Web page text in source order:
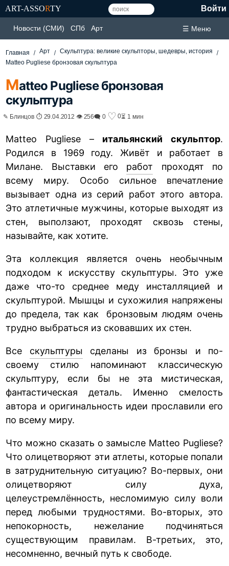
ART-ASSORTY Войти
Новости (СМИ) СПб Арт ☰ Меню
Главная Арт
Скульптура: великие скульпторы, шедевры, история
Matteo Pugliese бронзовая скульптура
Matteo Pugliese бронзовая
скульптура
✎ Блинцов ⏱ 29.04.2012 👁 256🗨 0 ♡ 0⏳ 1 мин
Matteo Pugliese – итальянский скульптор.
Родился в 1969 году. Живёт и работает в
Милане. Выставки его работ проходят по
всему миру. Особо сильное впечатление
вызывает одна из серий работ этого автора.
Это атлетичные мужчины, которые выходят из
стен, выползают, проходят сквозь стены,
называйте, как хотите.
Эта коллекция является очень необычным
подходом к искусству скульптуры. Это уже
даже что-то среднее меду инсталляцией и
скульптурой. Мышцы и сухожилия напряжены
до предела, так как бронзовым людям очень
трудно выбраться из сковавших их стен.
Все скульптуры сделаны из бронзы и по-
своему стилю напоминают классическую
скульптуру, если бы не эта мистическая,
фантастическая деталь. Именно смелость
автора и оригинальность идеи прославили его
по всему миру.
Что можно сказать о замысле Matteo Pugliese?
Что олицетворяют эти атлеты, которые попали
в затруднительную ситуацию? Во-первых, они
олицетворяют силу духа,
целеустремлённость, несломимую силу воли
перед любыми трудностями. Во-вторых, это
непокорность, нежелание подчиняться
существующим правилам. В-третьих, это,
несомненно, вечный путь к свободе.